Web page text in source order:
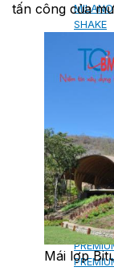
MILANO
SHAKE
ANTICA
CF
CF
TẤM
tấn công của
Mái lợp